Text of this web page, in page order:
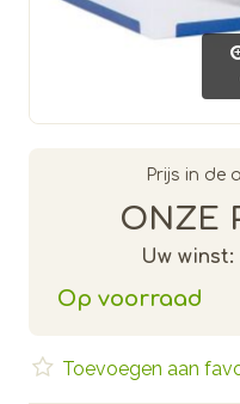
Prijs in de
ONZE
Uw winst:
Op voorraad
Toevoegen aan